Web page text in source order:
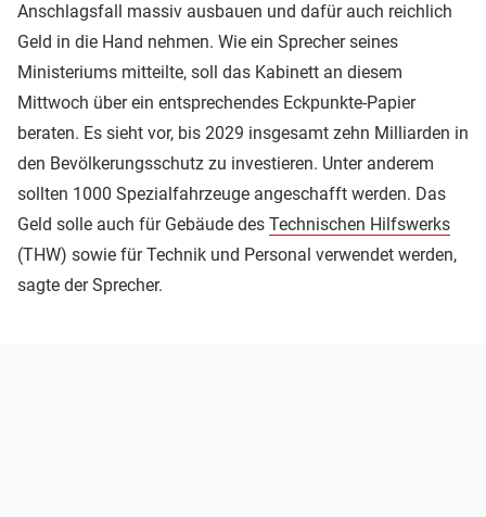
Anschlagsfall massiv ausbauen und dafür auch reichlich
Geld in die Hand nehmen. Wie ein Sprecher seines
Ministeriums mitteilte, soll das Kabinett an diesem
Mittwoch über ein entsprechendes Eckpunkte-Papier
beraten. Es sieht vor, bis 2029 insgesamt zehn Milliarden in
den Bevölkerungsschutz zu investieren. Unter anderem
sollten 1000 Spezialfahrzeuge angeschafft werden. Das
Geld solle auch für Gebäude des Technischen Hilfswerks
(THW) sowie für Technik und Personal verwendet werden,
sagte der Sprecher.